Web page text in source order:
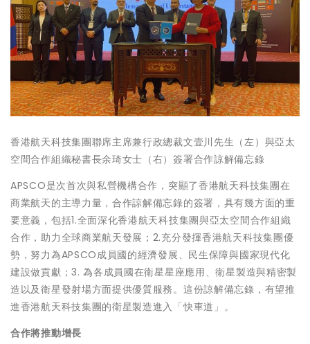
香港航天科技集團聯席主席兼行政總裁文壹川先生（左）與亞太
空間合作組織秘書長余琦女士（右）簽署合作諒解備忘錄
APSCO是次首次與私營機構合作，突顯了香港航天科技集團在
商業航天的主導力量，合作諒解備忘錄的簽署，具有幾方面的重
要意義，包括1.全面深化香港航天科技集團與亞太空間合作組織
合作，助力全球商業航天發展；2.充分發揮香港航天科技集團優
勢，努力為APSCO成員國的經濟發展、民生保障與國家現代化
建設做貢獻；3. 為各成員國在衛星星座應用、衛星製造與精密製
造以及衛星發射場方面提供優質服務。這份諒解備忘錄，有望推
進香港航天科技集團的衛星製造進入「快車道」。
合作將推動增長